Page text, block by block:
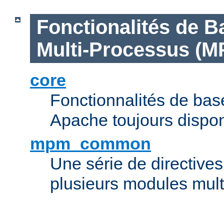
Fonctionalités de
Multi-Processus
core
Fonctionnalités de
Apache toujours
mpm_common
Une série de
plusieurs modules